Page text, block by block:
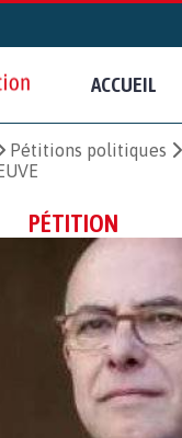
ACCUEIL
Pétitions politiques
PÉTITION